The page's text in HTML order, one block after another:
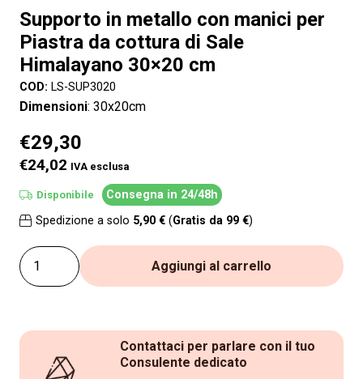
Supporto in metallo con manici per
Piastra da cottura di Sale
Himalayano 30×20 cm
COD: LS-SUP3020
Dimensioni: 30x20cm
€29,30
€24,02 IVA esclusa
Disponibile
Consegna in 24/48h
Spedizione a solo 5,90 €(Gratis da 99 €)
Supporto
in
Aggiungi al carrello
Contattaci per parlare con il tuo
Consulente dedicato